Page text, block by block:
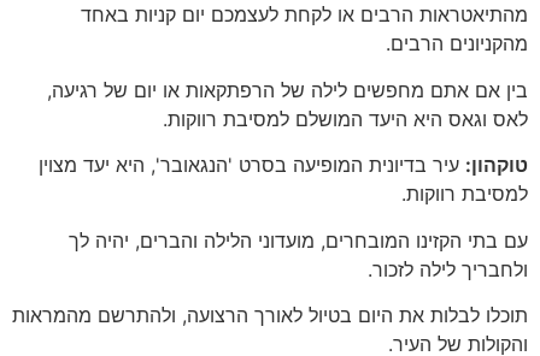
מהתיאטראות הרבים או לקחת לעצמכם יום קניות באחד
מהקניונים הרבים.
בין אם אתם מחפשים לילה של הרפתקאות או יום של רגיעה,
לאס וגאס היא היעד המושלם למסיבת רווקות.
טוקהון: עיר בדיונית המופיעה בסרט 'הנגאובר', היא יעד מצוין
למסיבת רווקות.
עם בתי הקזינו המובחרים, מועדוני הלילה והברים, יהיה לך
ולחבריך לילה לזכור.
תוכלו לבלות את היום בטיול לאורך הרצועה, ולהתרשם מהמראות
והקולות של העיר.